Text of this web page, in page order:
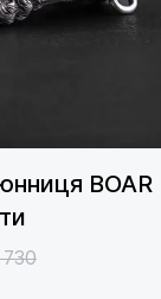
BOAR